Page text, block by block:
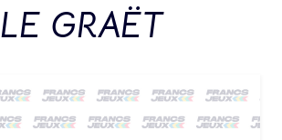
GRAËT